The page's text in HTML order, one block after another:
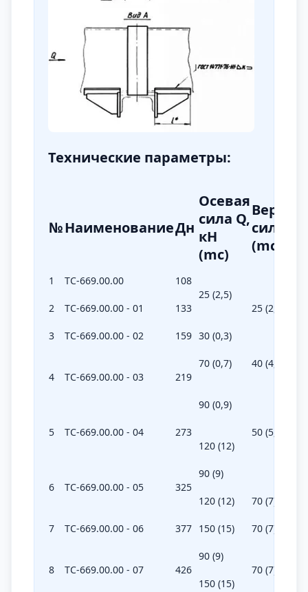
Технические параметры:
№НаименованиеДн
Осевая
сила Q,
кН
(mc)
сила Р,
(mc)
1 ТС-669.00.00
108
25 (2,5)
25 (2,5)
2 ТС-669.00.00 - 01 133
3 ТС-669.00.00 - 02 159 30 (0,3)
4 ТС-669.00.00 - 03 219
70 (0,7) 40 (4,0)
90 (0,9)
50 (5,0)
5 ТС-669.00.00 - 04
273
120 (12)
6 ТС-669.00.00 - 05 325
90 (9)
120 (12) 70 (7)
7 ТС-669.00.00 - 06 377 150 (15) 70 (7)
8 ТС-669.00.00 - 07 426
90 (9)
70 (7)
150 (15)